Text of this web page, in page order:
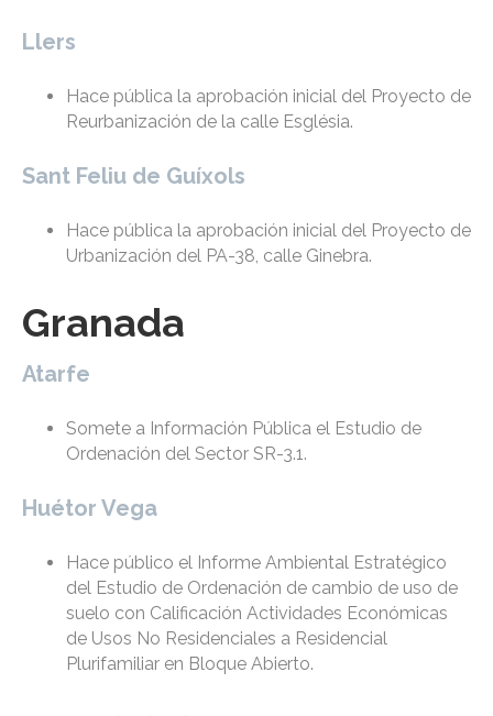
Llers
Hace pública la aprobación inicial del Proyecto de
Reurbanización de la calle Església.
Sant Feliu de Guíxols
Hace pública la aprobación inicial del Proyecto de
Urbanización del PA-38, calle Ginebra.
Granada
Atarfe
Somete a Información Pública el Estudio de
Ordenación del Sector SR-3.1.
Huétor Vega
Hace público el Informe Ambiental Estratégico
del Estudio de Ordenación de cambio de uso de
suelo con Calificación Actividades Económicas
de Usos No Residenciales a Residencial
Plurifamiliar en Bloque Abierto.